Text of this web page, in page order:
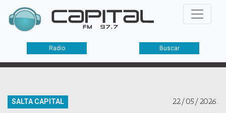
Radio Buscar
22/05/2026.
SALTA CAPITAL